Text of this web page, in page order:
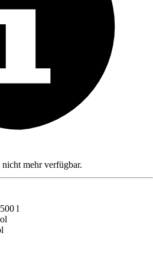
mehr verfügbar.
l